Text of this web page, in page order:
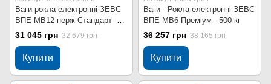
Ваги-рокла електронні ЗЕВС
ВПЕ МВ12 нерж Стандарт -
500 кг
31 045 грн 32 679 грн
Купити
Ваги - Рокла електронні ЗЕВС
ВПЕ МВ6 Преміум - 500 кг
36 257 грн 38 165 грн
Купити